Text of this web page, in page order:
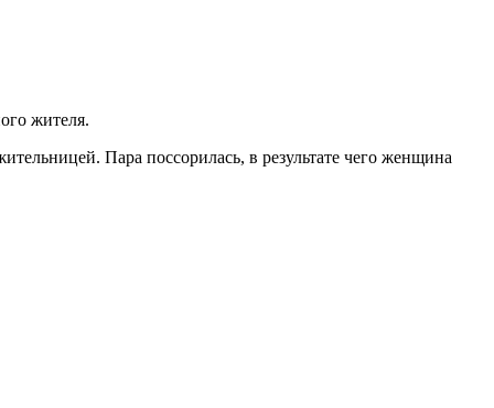
жителя.
Пара поссорилась, в результате чего женщина